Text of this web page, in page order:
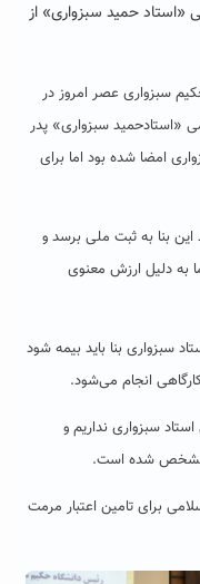
«استاد حمید سبزواری» از
سبزواری عصر امروز در
سبزواری» پدر
امضا شده بود اما برای
این بنا به ثبت ملی برسد و
به دلیل ارزش معنوی
سبزواری بنا باید بیمه شود
انجام می‌شود.
سبزواری نداریم و
مشخص شده است.
برای تامین اعتبار مرمت